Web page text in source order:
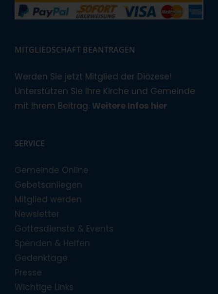
MITGLIEDSCHAFT BEANTRAGEN
Werden Sie jetzt Mitglied der Diözese!
Unterstützen Sie Ihre Kirche und Gemeinde
mit Ihrem Beitrag. Weitere Infos hier
SERVICE
Gemeinde Online
Gebetsanliegen
Mitglied werden
Newsletter
Gottesdienste & Events
Spenden & Helfen
Gedenktage
Presse
Wichtige Links